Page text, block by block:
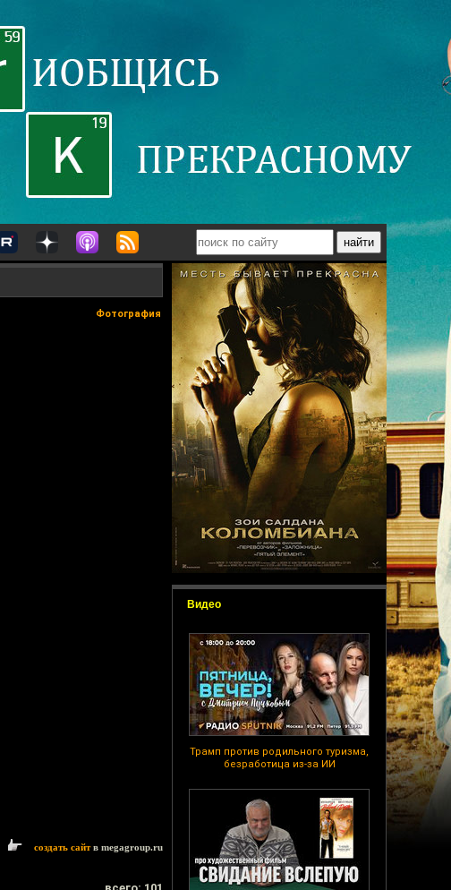
Видео
Трамп против родильного туризма,
безработица из-за ИИ
Фотография
создать сайтв megagroup.ru